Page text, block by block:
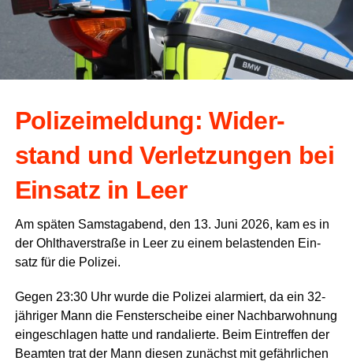
Poli­zei­mel­dung: Wider­
stand und Ver­let­zun­gen bei
Ein­satz in Leer
Am spä­ten Sams­tag­abend, den 13. Juni 2026, kam es in
der Ohlt­ha­ver­stra­ße in Leer zu einem belas­ten­den Ein­
satz für die Polizei.
Gegen 23:30 Uhr wur­de die Poli­zei alar­miert, da ein 32-
jäh­ri­ger Mann die Fens­ter­schei­be einer Nach­bar­woh­nung
ein­ge­schla­gen hat­te und ran­da­lier­te. Beim Ein­tref­fen der
Beam­ten trat der Mann die­sen zunächst mit gefähr­li­chen